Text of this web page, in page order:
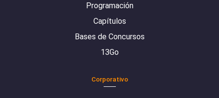
Programación
Capítulos
Bases de Concursos
13Go
Corporativo